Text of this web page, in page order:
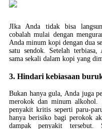
JIka Anda tidak bisa
cobalah mulai dengan
Anda minum kopi dengan dua
satu sendok. Setelah
sama sekali dalam kopi yang
3. Hindari kebiasaan
Bukan hanya gula, Anda juga
merokok dan minum alkohol.
penyakit kritis seperti paru-
hanya berisiko bagi perokok
dampak penyakit